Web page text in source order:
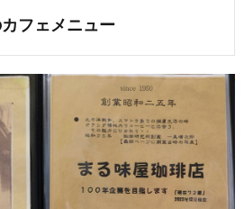
フェメニュー